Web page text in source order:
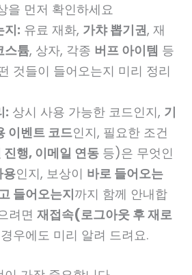
을 먼저 확인하세요
지: 유료 재화, 가챠 뽑기권, 재
스튬, 상자, 각종 버프 아이템 등
것들이 들어오는지 미리 정리
: 상시 사용 가능한 코드인지, 기
이벤트 코드인지, 필요한 조건
행, 이메일 연동 등)은 무엇인
용인지, 보상이 바로 들어오는
들어오는지까지 함께 안내합
려면 재접속(로그아웃 후 재로
우에도 미리 알려 드려요.